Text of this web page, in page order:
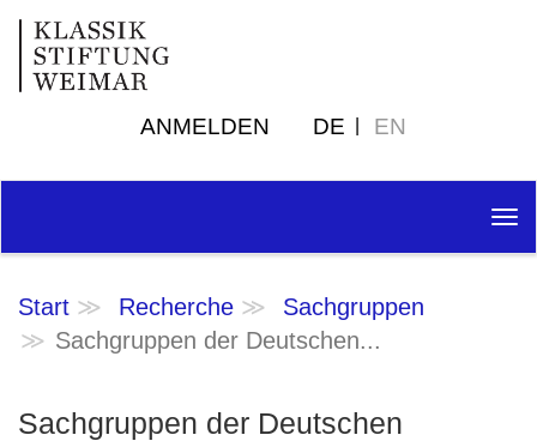
ANMELDEN DE EN
Start Recherche
Sachgruppen
Sachgruppen der Deutschen...
Sachgruppen der Deutschen